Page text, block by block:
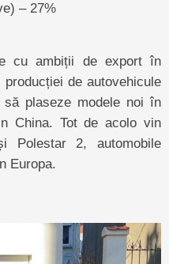
– 27%
cu ambiții de export în
de autovehicule
plaseze modele noi în
China. Tot de acolo vin
Polestar 2, automobile
Europa.